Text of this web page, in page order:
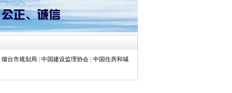
烟台市规划局 | 中国建设监理协会 | 中国住房和城